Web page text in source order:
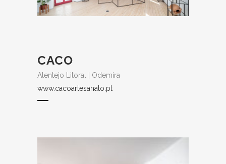
CACO
Alentejo Litoral | Odemira
www.cacoartesanato.pt